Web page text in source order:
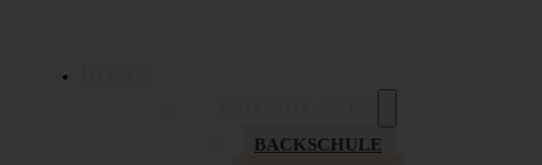
BACKSCHULE